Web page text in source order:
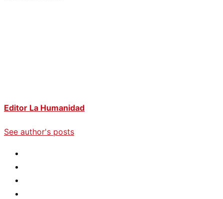
Editor La Humanidad
See author's posts